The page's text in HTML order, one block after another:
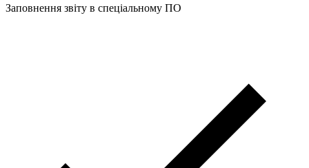
Заповнення звіту в спеціальному ПО